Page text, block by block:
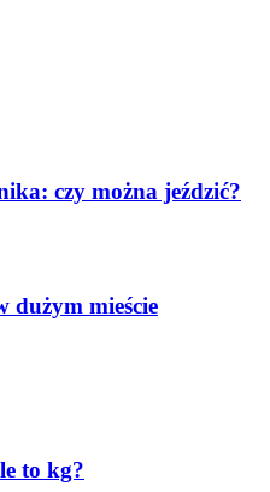
czy można jeździć?
dużym mieście
to kg?